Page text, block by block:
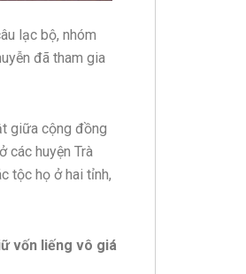
lạc bộ, nhóm
đã tham gia
giữa cộng đồng
các huyện Trà
tộc họ ở hai tỉnh,
vốn liếng vô giá